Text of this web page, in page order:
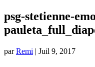
psg-stetienne-
parRemi | Juil 9, 2017